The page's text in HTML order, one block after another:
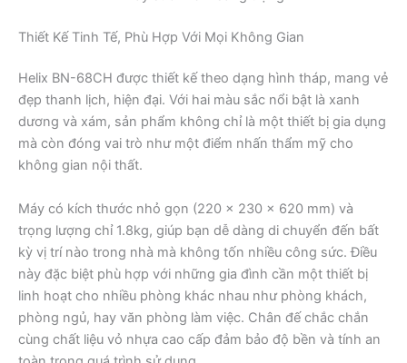
Thiết Kế Tinh Tế, Phù Hợp Với Mọi Không Gian
Helix BN-68CH được thiết kế theo dạng hình tháp, mang vẻ
đẹp thanh lịch, hiện đại. Với hai màu sắc nổi bật là xanh
dương và xám, sản phẩm không chỉ là một thiết bị gia dụng
mà còn đóng vai trò như một điểm nhấn thẩm mỹ cho
không gian nội thất.
Máy có kích thước nhỏ gọn (220 x 230 x 620 mm) và
trọng lượng chỉ 1.8kg, giúp bạn dễ dàng di chuyển đến bất
kỳ vị trí nào trong nhà mà không tốn nhiều công sức. Điều
này đặc biệt phù hợp với những gia đình cần một thiết bị
linh hoạt cho nhiều phòng khác nhau như phòng khách,
phòng ngủ, hay văn phòng làm việc. Chân đế chắc chắn
cùng chất liệu vỏ nhựa cao cấp đảm bảo độ bền và tính an